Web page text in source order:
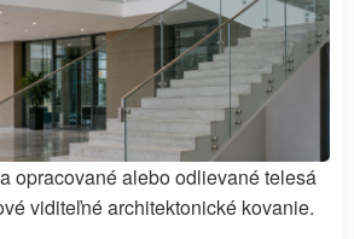
opracované alebo odlievané telesá
viditeľné architektonické kovanie.